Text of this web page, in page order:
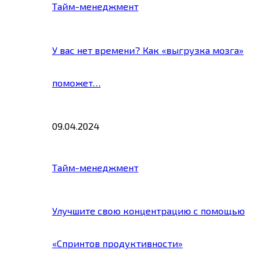
Тайм-менеджмент
У вас нет времени? Как «выгрузка мозга»
поможет…
09.04.2024
Тайм-менеджмент
Улучшите свою концентрацию с помощью
«Спринтов продуктивности»